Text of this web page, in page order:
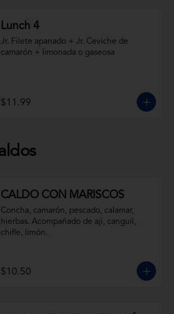
Lunch 4
Jr. Filete apanado + Jr. Ceviche de
camarón + limonada o gaseosa
$11.99
CALDO CON MARISCOS
Concha, camarón, pescado, calamar,
hierbas. Acompañado de ají, canguil,
chifle, limón.
$10.50